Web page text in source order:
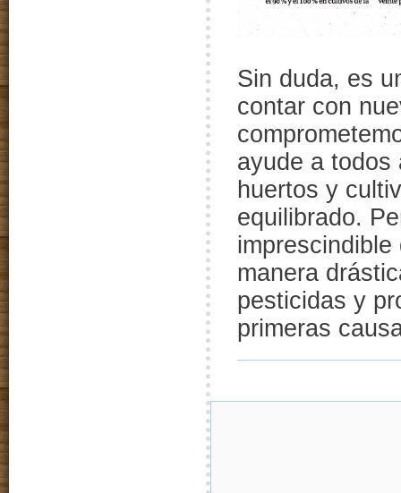
Sin duda, es
contar con
ayude a todos
huertos y
equilibrado.
manera
pesticidas y
primeras